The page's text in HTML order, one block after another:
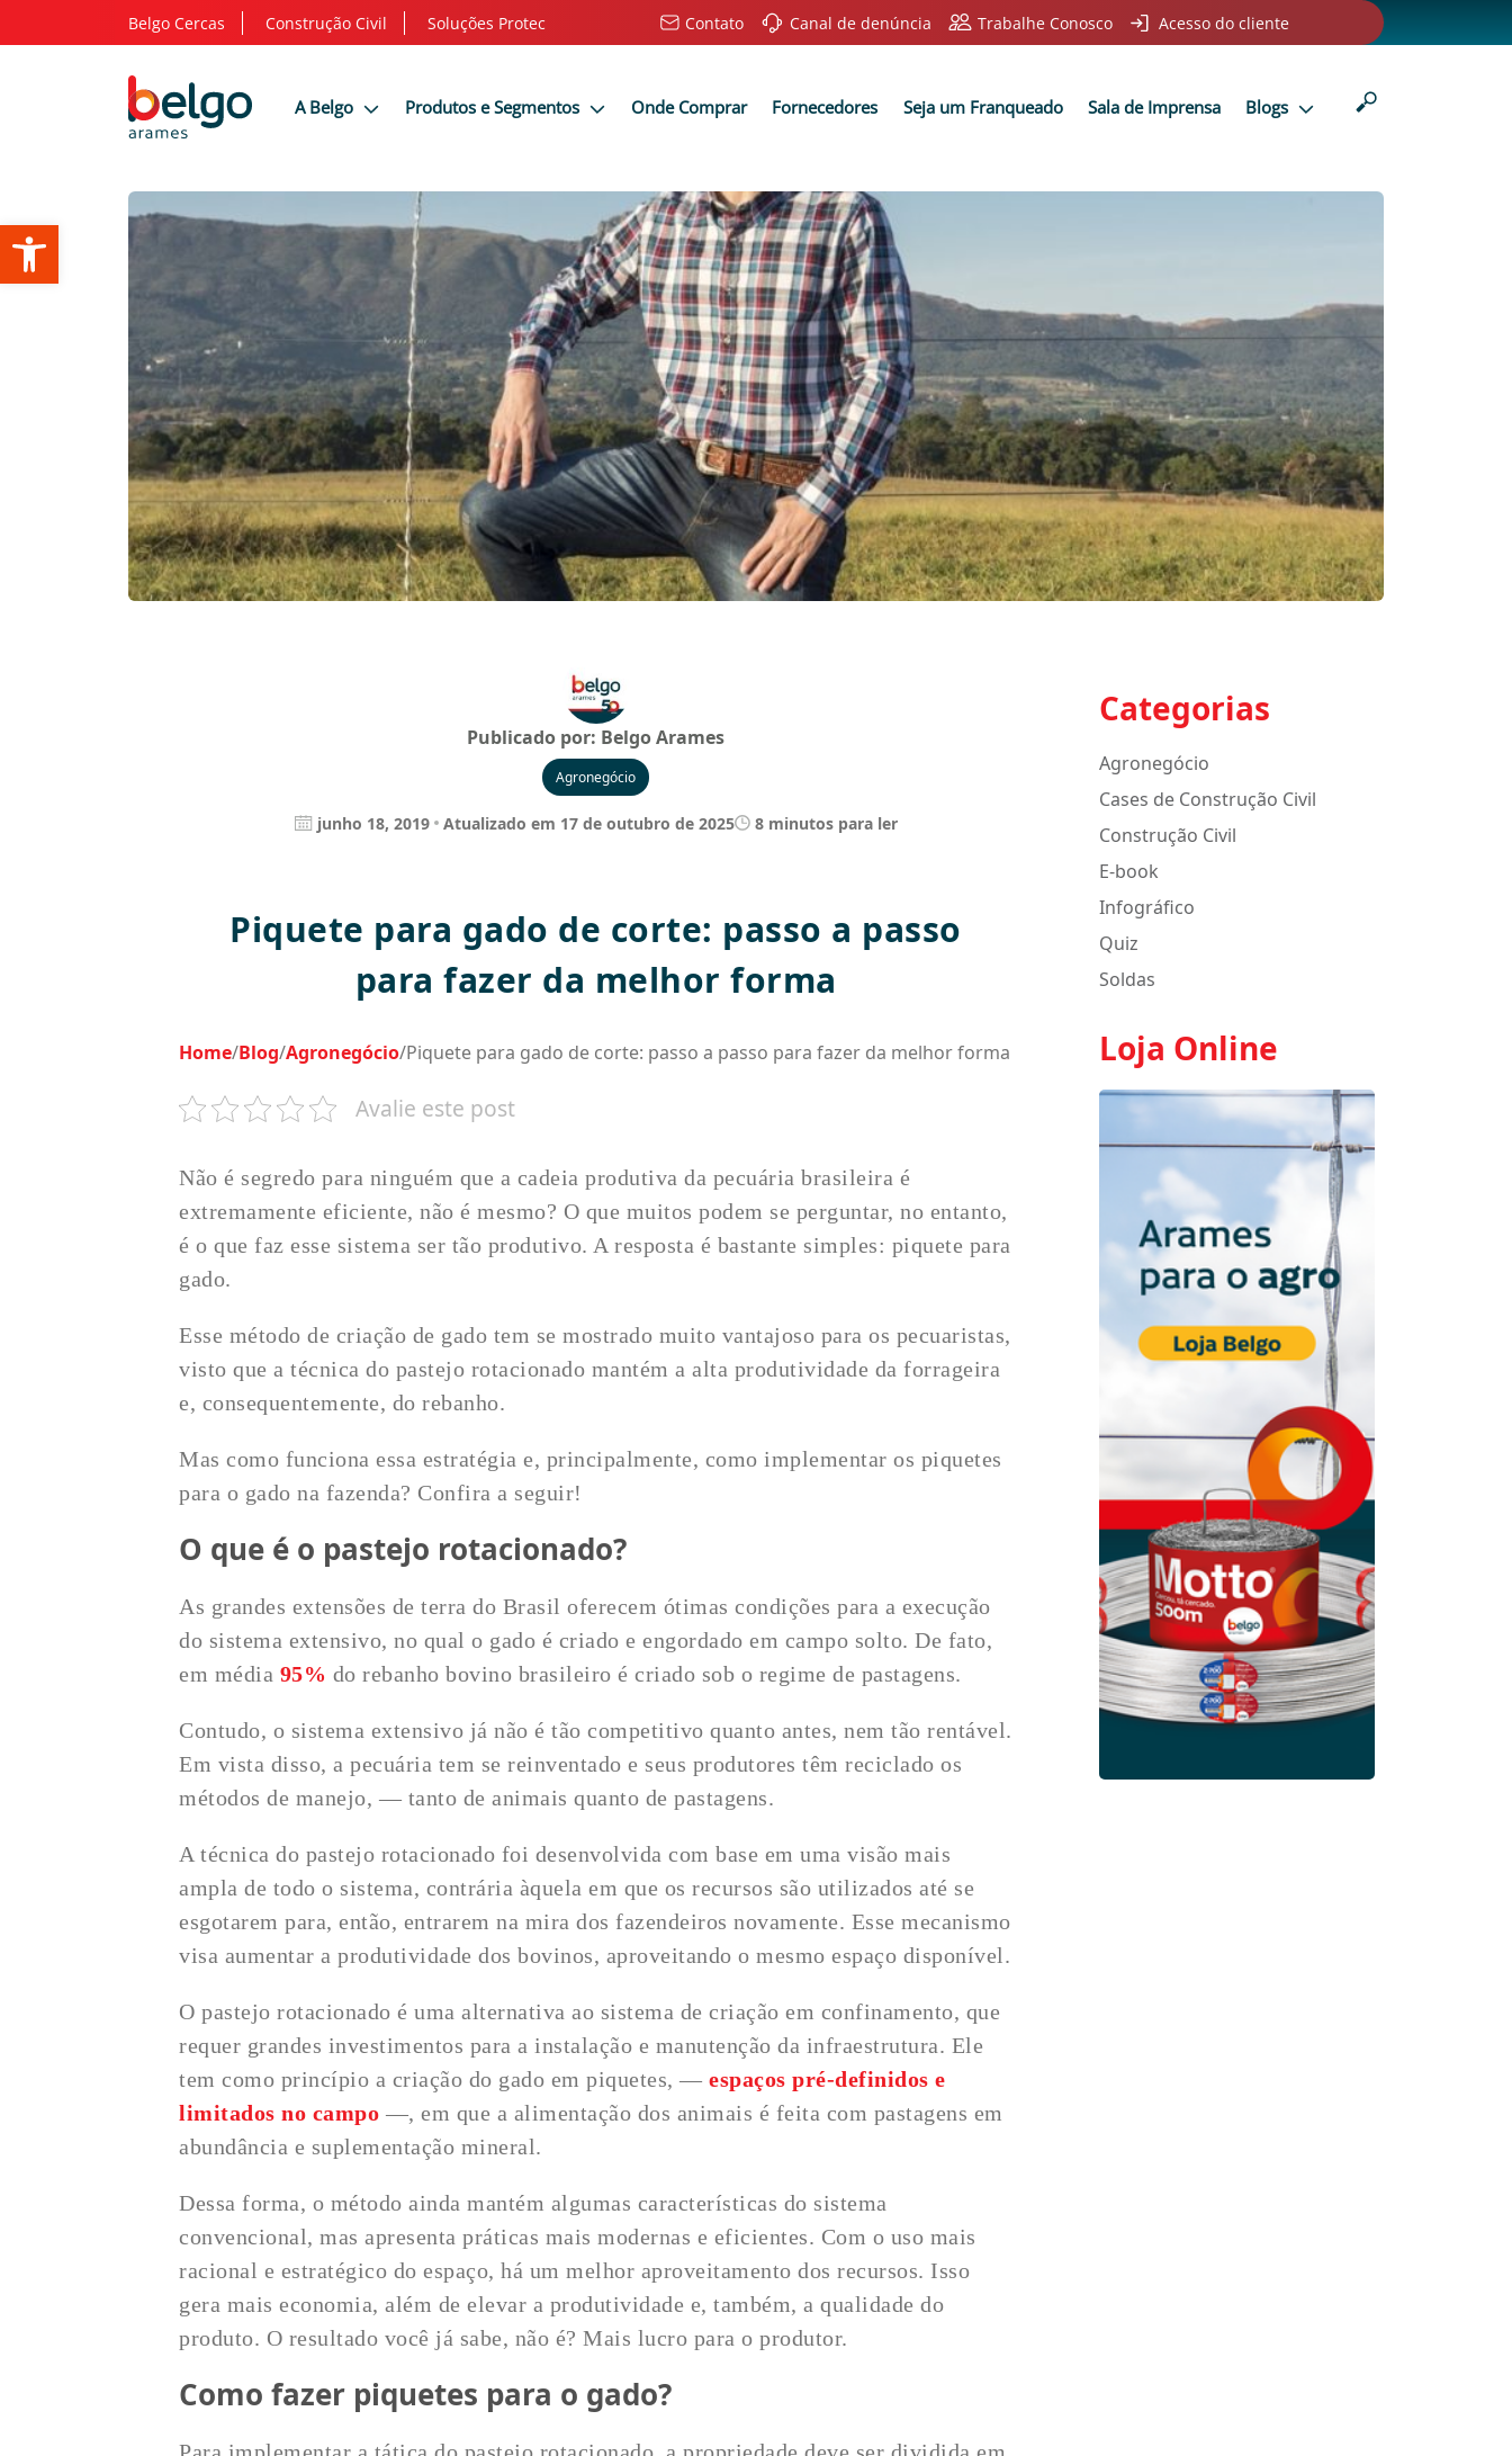
Abrir a barra de ferramentas
Belgo Cercas Construção Civil Soluções Protec Contato Canal de denúncia Trabalhe Conosco Acesso do cliente
A Belgo Produtos e Segmentos Onde Comprar Fornecedores Seja um Franqueado Sala de Imprensa Blogs
Publicado por: Belgo Arames
Agronegócio
junho 18, 2019 Atualizado em 17 de outubro de 2025 8 minutos para ler
Piquete para gado de corte: passo a passo
para fazer da melhor forma
Home/Blog/Agronegócio/Piquete para gado de corte: passo a passo para fazer da melhor forma
Avalie este post
Não é segredo para ninguém que a cadeia produtiva da pecuária brasileira é
extremamente eficiente, não é mesmo? O que muitos podem se perguntar, no entanto,
é o que faz esse sistema ser tão produtivo. A resposta é bastante simples: piquete para
gado.
Esse método de criação de gado tem se mostrado muito vantajoso para os pecuaristas,
visto que a técnica do pastejo rotacionado mantém a alta produtividade da forrageira
e, consequentemente, do rebanho.
Mas como funciona essa estratégia e, principalmente, como implementar os piquetes
para o gado na fazenda? Confira a seguir!
O que é o pastejo rotacionado?
As grandes extensões de terra do Brasil oferecem ótimas condições para a execução
do sistema extensivo, no qual o gado é criado e engordado em campo solto. De fato,
em média 95% do rebanho bovino brasileiro é criado sob o regime de pastagens.
Contudo, o sistema extensivo já não é tão competitivo quanto antes, nem tão rentável.
Em vista disso, a pecuária tem se reinventado e seus produtores têm reciclado os
métodos de manejo, — tanto de animais quanto de pastagens.
A técnica do pastejo rotacionado foi desenvolvida com base em uma visão mais
ampla de todo o sistema, contrária àquela em que os recursos são utilizados até se
esgotarem para, então, entrarem na mira dos fazendeiros novamente. Esse mecanismo
visa aumentar a produtividade dos bovinos, aproveitando o mesmo espaço disponível.
O pastejo rotacionado é uma alternativa ao sistema de criação em confinamento, que
requer grandes investimentos para a instalação e manutenção da infraestrutura. Ele
tem como princípio a criação do gado em piquetes, — espaços pré-definidos e
limitados no campo —, em que a alimentação dos animais é feita com pastagens em
abundância e suplementação mineral.
Dessa forma, o método ainda mantém algumas características do sistema
convencional, mas apresenta práticas mais modernas e eficientes. Com o uso mais
racional e estratégico do espaço, há um melhor aproveitamento dos recursos. Isso
gera mais economia, além de elevar a produtividade e, também, a qualidade do
produto. O resultado você já sabe, não é? Mais lucro para o produtor.
Como fazer piquetes para o gado?
Categorias
Agronegócio
Cases de Construção Civil
Construção Civil
E-book
Infográfico
Quiz
Soldas
Loja Online